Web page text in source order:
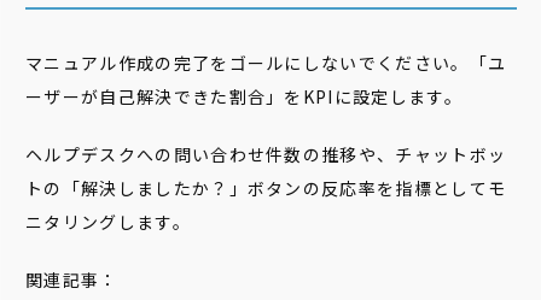
マニュアル作成の完了をゴールにしないでください。「ユ
ーザーが自己解決できた割合」をKPIに設定します。
ヘルプデスクへの問い合わせ件数の推移や、チャットボッ
トの「解決しましたか？」ボタンの反応率を指標としてモ
ニタリングします。
関連記事：